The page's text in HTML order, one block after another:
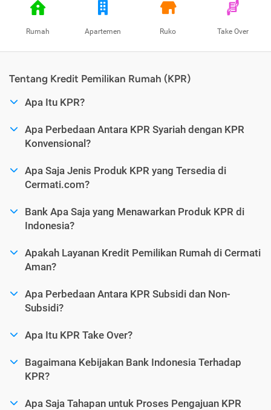
Rumah Apartemen Ruko Take Over
Tentang Kredit Pemilikan Rumah (KPR)
Apa Itu KPR?
Apa Perbedaan Antara KPR Syariah dengan KPR
Konvensional?
Apa Saja Jenis Produk KPR yang Tersedia di
Cermati.com?
Bank Apa Saja yang Menawarkan Produk KPR di
Indonesia?
Apakah Layanan Kredit Pemilikan Rumah di Cermati
Aman?
Apa Perbedaan Antara KPR Subsidi dan Non-
Subsidi?
Apa Itu KPR Take Over?
Bagaimana Kebijakan Bank Indonesia Terhadap
KPR?
Apa Saja Tahapan untuk Proses Pengajuan KPR